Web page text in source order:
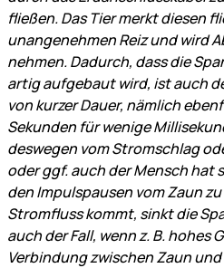
fließen. Das Tier merkt diesen
unangenehmen Reiz und wird
nehmen. Dadurch, dass die
artig aufgebaut wird, ist auch
von kurzer Dauer, nämlich
Sekunden für wenige
deswegen vom Stromschlag
oder ggf. auch der Mensch hat
den Impulspausen vom Zaun
Stromfluss kommt, sinkt die
auch der Fall, wenn z. B. hohes
Verbindung zwischen Zaun